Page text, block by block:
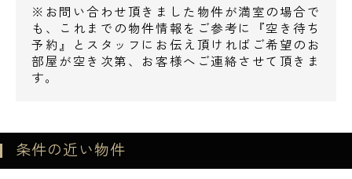
ご契約時の初期費用のお支払いに、お持ちの
お好きなクレジットカードでお支払い頂くこ
とも可能です。
通常のショッピングと同様にお支払い回数等
談下さい。
※お問い合わせ頂きました物件が満室の場合で
も、これまでの物件情報をご参考に『空き待ち
予約』とスタッフにお伝え頂ければご希望のお
部屋が空き次第、お客様へご連絡させて頂きま
す。
条件の近い物件
0120-500-529